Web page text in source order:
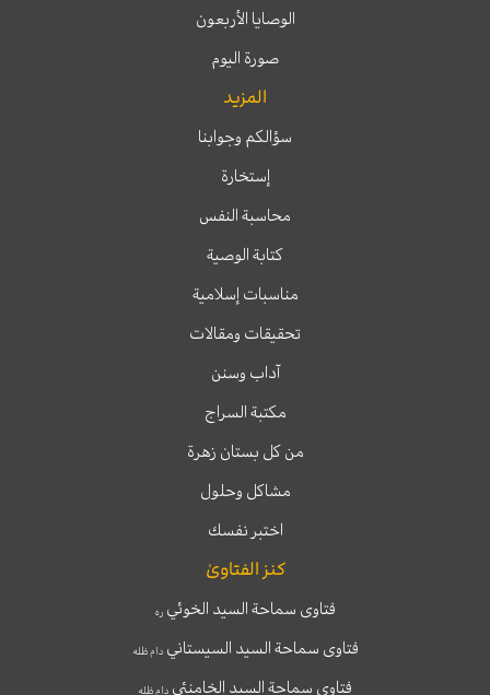
الوصايا الأربعون
صورة اليوم
المزيد
سؤالكم وجوابنا
إستخارة
محاسبة النفس
كتابة الوصية
مناسبات إسلامية
تحقيقات ومقالات
آداب وسنن
مكتبة السراج
من كل بستان زهرة
مشاكل وحلول
اختبر نفسك
كنز الفتاوىٰ
فتاوى سماحة السيد الخوئيره
فتاوى سماحة السيد السيستانيدام ظله
فتاوى سماحة السيد الخامنئي دام ظله